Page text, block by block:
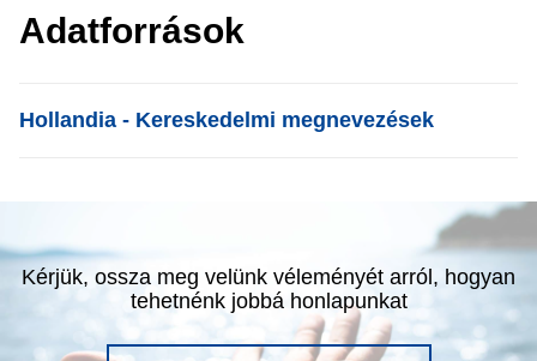
Adatforrások
List item
Hollandia - Kereskedelmi megnevezések
Kérjük, ossza meg velünk véleményét arról, hogyan
tehetnénk jobbá honlapunkat